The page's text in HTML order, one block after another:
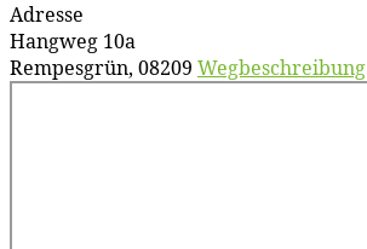
Adresse
Hangweg 10a
Rempesgrün, 08209 Wegbeschreibung